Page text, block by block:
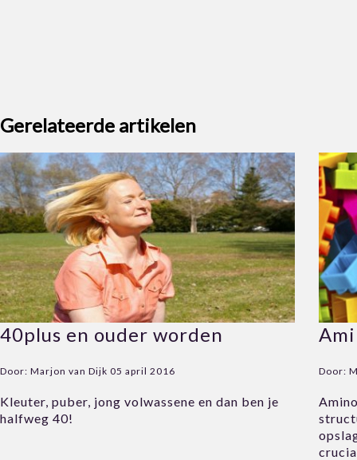
Gerelateerde artikelen
40plus en ouder worden
Door: Marjon van Dijk 05 april 2016
Kleuter, puber, jong volwassene en dan ben je
halfweg 40!
Door: